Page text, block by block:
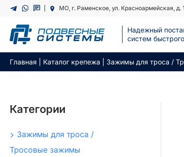
Перейти
содержимому
МО, г. Раменское, ул. Красноармейская, д.
Надежный
cистем
Главная Каталог крепежа Зажимы для троса /
Категории
Зажимы для троса /
Тросовые зажимы